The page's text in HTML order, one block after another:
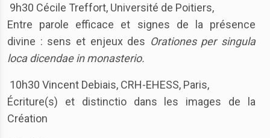
9h30 Cécile Treffort, Université de Poitiers,
Entre parole efficace et signes de la présence
divine : sens et enjeux des Orationes per singula
loca dicendae in monasterio.
10h30 Vincent Debiais, CRH-EHESS, Paris,
Écriture(s) et distinctio dans les images de la
Création